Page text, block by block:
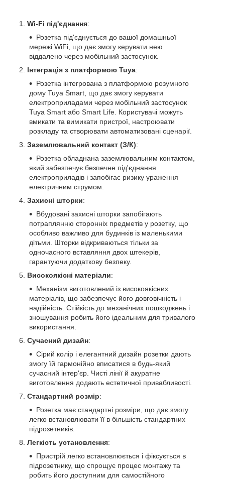
Wi-Fi під'єднання:
Розетка під'єднується до вашої домашньої
мережі WiFi, що дає змогу керувати нею
віддалено через мобільний застосунок.
Інтеграція з платформою Tuya:
Розетка інтегрована з платформою розумного
дому Tuya Smart, що дає змогу керувати
електроприладами через мобільний застосунок
Tuya Smart або Smart Life. Користувачі можуть
вмикати та вимикати пристрої, настроювати
розкладу та створювати автоматизовані сценарії.
Заземлювальний контакт (З/К):
Розетка обладнана заземлювальним контактом,
який забезпечує безпечне під'єднання
електроприладів і запобігає ризику ураження
електричним струмом.
Захисні шторки:
Вбудовані захисні шторки запобігають
потраплянню сторонніх предметів у розетку, що
особливо важливо для будинків із маленькими
дітьми. Шторки відкриваються тільки за
одночасного вставляння двох штекерів,
гарантуючи додаткову безпеку.
Високоякісні матеріали:
Механізм виготовлений із високоякісних
матеріалів, що забезпечує його довговічність і
надійність. Стійкість до механічних пошкоджень і
зношування робить його ідеальним для тривалого
використання.
Сучасний дизайн:
Сірий колір і елегантний дизайн розетки дають
змогу їй гармонійно вписатися в будь-який
сучасний інтер'єр. Чисті лінії й акуратне
виготовлення додають естетичної привабливості.
Стандартний розмір:
Розетка має стандартні розміри, що дає змогу
легко встановлювати її в більшість стандартних
підрозетників.
Легкість установлення:
Пристрій легко встановлюється і фіксується в
підрозетнику, що спрощує процес монтажу та
робить його доступним для самостійного